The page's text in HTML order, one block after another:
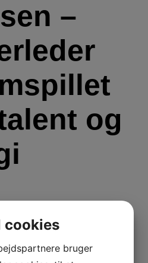
–
og
cookies
bruger